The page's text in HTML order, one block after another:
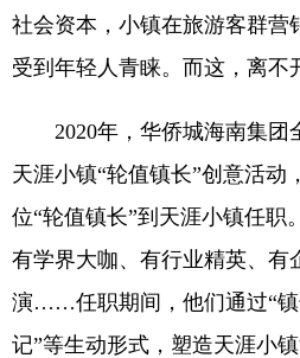
社会资本，小镇在旅游客群营
受到年轻人青睐。而这，离不
2020年，华侨城海南集团
天涯小镇“轮值镇长”创意活动
位“轮值镇长”到天涯小镇任职
有学界大咖、有行业精英、有
演……任职期间，他们通过“镇
记”等生动形式，塑造天涯小镇